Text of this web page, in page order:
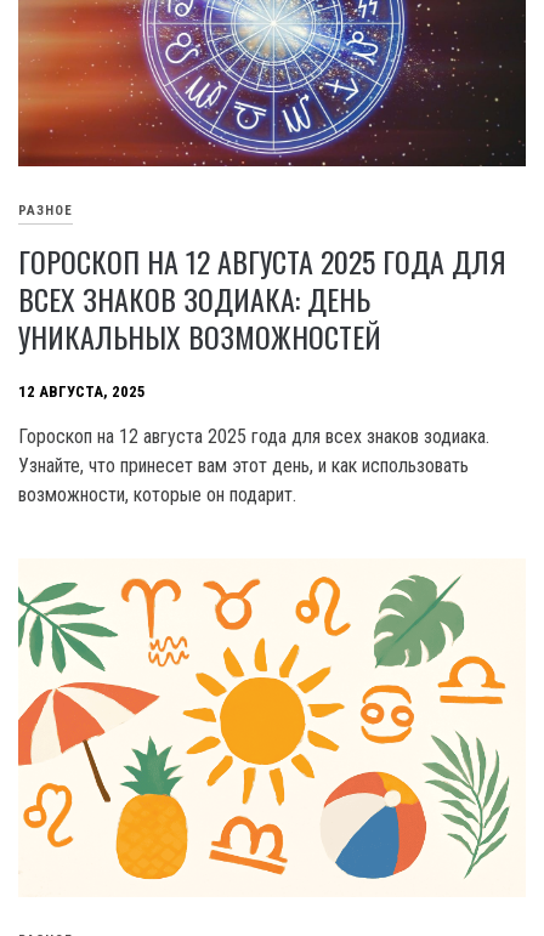
РАЗНОЕ
ГОРОСКОП НА 12 АВГУСТА 2025 ГОДА ДЛЯ
ВСЕХ ЗНАКОВ ЗОДИАКА: ДЕНЬ
УНИКАЛЬНЫХ ВОЗМОЖНОСТЕЙ
12 АВГУСТА, 2025
Гороскоп на 12 августа 2025 года для всех знаков зодиака.
Узнайте, что принесет вам этот день, и как использовать
возможности, которые он подарит.